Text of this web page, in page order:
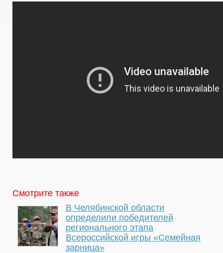
Смотрите также
В Челябинской области
определили победителей
регионального этапа
Всероссийской игры «Семейная
зарница»